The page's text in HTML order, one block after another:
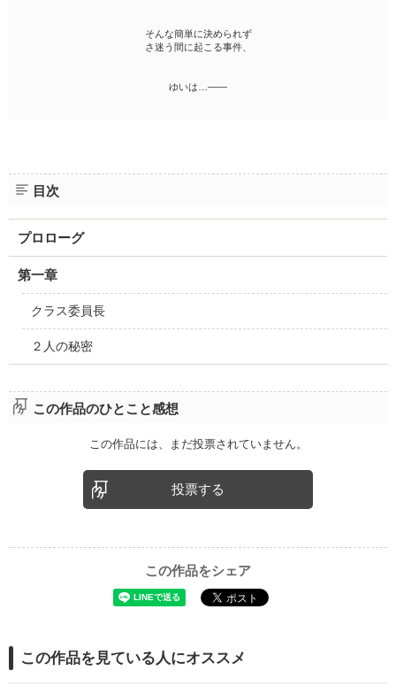
そんな簡単に決められず
さ迷う間に起こる事件、
ゆいは…――
目次
プロローグ
第一章
クラス委員長
２人の秘密
この作品のひとこと感想
この作品には、まだ投票されていません。
投票する
この作品をシェア
この作品を見ている人にオススメ